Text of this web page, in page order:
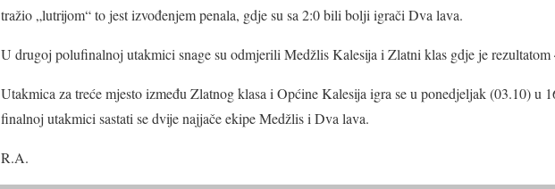
tražio „lutrijom“ to jest izvođenjem penala, gdje su sa 2:0 bili bolji igrači Dva lava.
U drugoj polufinalnoj utakmici snage su odmjerili Medžlis Kalesija i Zlatni klas gdje je
Utakmica za treće mjesto između Zlatnog klasa i Općine Kalesija igra se u ponedjeljak (03.10) u
finalnoj utakmici sastati se dvije najjače ekipe Medžlis i Dva lava.
R.A.